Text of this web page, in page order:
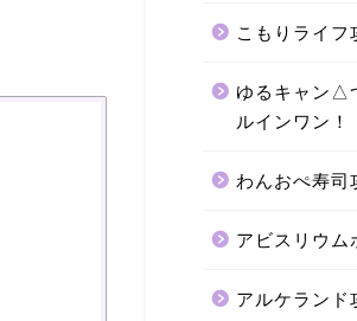
こもりライフ
ゆるキャン△
ルインワン！
わんおぺ寿司
アビスリウム
アルケランド